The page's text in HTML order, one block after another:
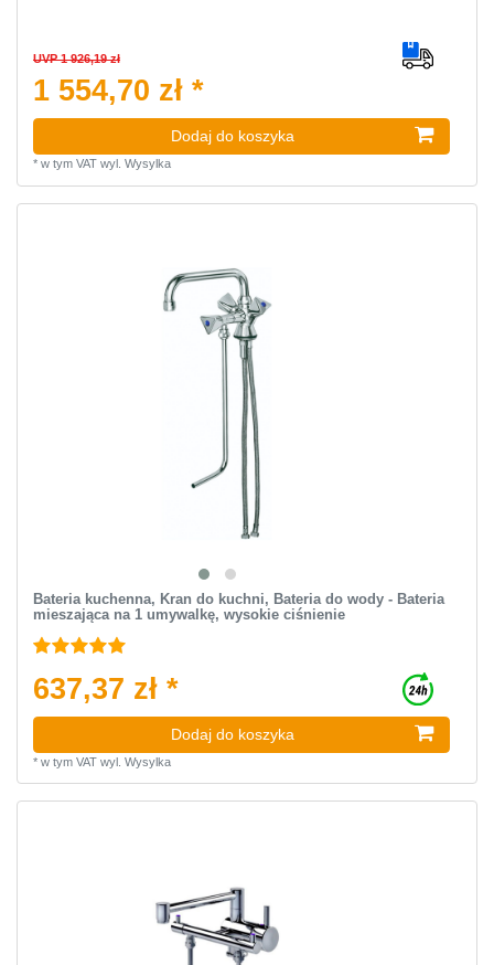
UVP 1 926,19 zł
1 554,70 zł *
Dodaj do koszyka
* w tym VATwyl. Wysylka
Bateria kuchenna, Kran do kuchni, Bateria do wody - Bateria
mieszająca na 1 umywalkę, wysokie ciśnienie
637,37 zł *
Dodaj do koszyka
* w tym VATwyl. Wysylka